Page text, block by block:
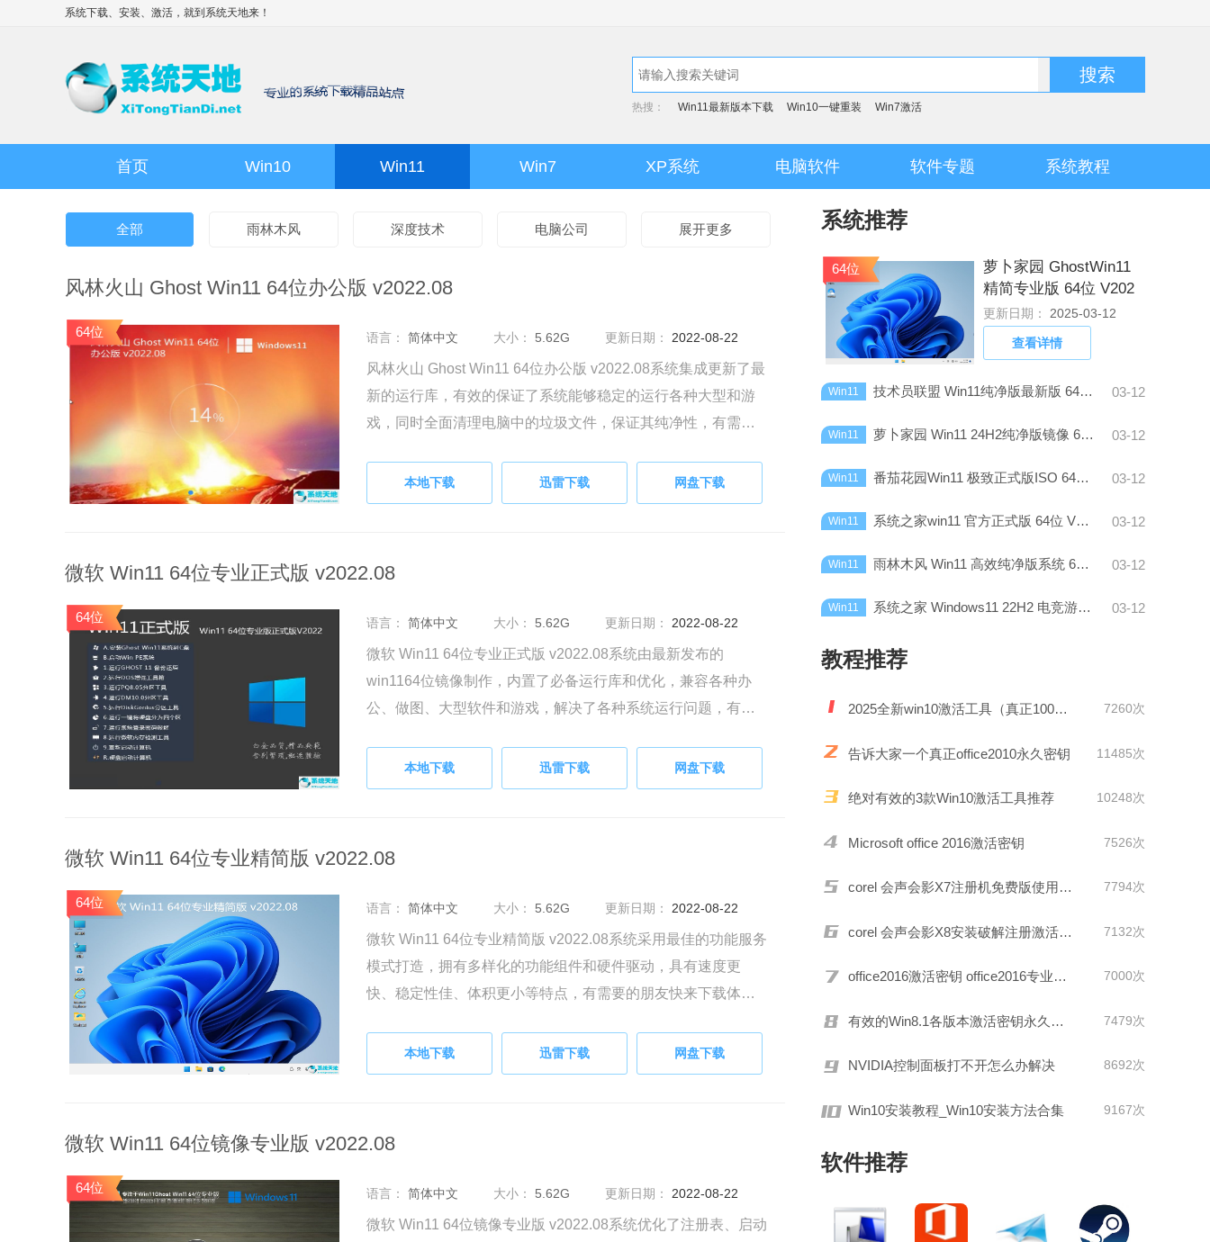
系统下载、安装、激活，就到 系统天地来！
搜索
热搜： Win11最新版本下载 Win10一键重装 Win7激活
首页 Win10 Win11 Win7 XP系统 电脑软件 软件专题 系统教程
全部 雨林木风 深度技术 电脑公司 展开更多
风林火山 Ghost Win11 64位办公版 v2022.08
64位 语言： 简体中文 大小： 5.62G 更新日期： 2022-08-22
风林火山 Ghost Win11 64位办公版 v2022.08系统集成更新了最
新的运行库，有效的保证了系统能够稳定的运行各种大型和游
戏，同时全面清理电脑中的垃圾文件，保证其纯净性，有需要
本地下载 迅雷下载 网盘下载
微软 Win11 64位专业正式版 v2022.08
64位 语言： 简体中文 大小： 5.62G 更新日期： 2022-08-22
微软 Win11 64位专业正式版 v2022.08系统由最新发布的
win1164位镜像制作，内置了必备运行库和优化，兼容各种办
公、做图、大型软件和游戏，解决了各种系统运行问题，有需
本地下载 迅雷下载 网盘下载
微软 Win11 64位专业精简版 v2022.08
64位 语言： 简体中文 大小： 5.62G 更新日期： 2022-08-22
微软 Win11 64位专业精简版 v2022.08系统采用最佳的功能服务
模式打造，拥有多样化的功能组件和硬件驱动，具有速度更
快、稳定性佳、体积更小等特点，有需要的朋友快来下载体验
本地下载 迅雷下载 网盘下载
微软 Win11 64位镜像专业版 v2022.08
64位 语言： 简体中文 大小： 5.62G 更新日期： 2022-08-22
微软 Win11 64位镜像专业版 v2022.08系统优化了注册表、启动
系统推荐
64位
萝卜家园 GhostWin11
精简专业版 64位 V202
5.1
更新日期： 2025-03-12
查看详情
Win11 技术员联盟 Win11纯净版最新版 64位 V2024.1 03-12
Win11 萝卜家园 Win11 24H2纯净版镜像 64位 V2025.1 03-12
Win11 番茄花园Win11 极致正式版ISO 64位 V2025.1 03-12
Win11 系统之家win11 官方正式版 64位 V2025.1 03-12
Win11 雨林木风 Win11 高效纯净版系统 64位V2024.12 03-12
Win11 系统之家 Windows11 22H2 电竞游戏版64位V2024.12 03-12
教程推荐
2025全新win10激活工具（真正100%激活） 7260次
告诉大家一个真正office2010永久密钥 11485次
绝对有效的3款Win10激活工具推荐 10248次
Microsoft office 2016激活密钥 7526次
corel 会声会影X7注册机免费版使用教程 7794次
corel 会声会影X8安装破解注册激活教程 7132次
office2016激活密钥 office2016专业增强版激活码 office2016零售版产品密钥分享 7000次
有效的Win8.1各版本激活密钥永久激活 7479次
NVIDIA控制面板打不开怎么办解决 8692次
Win10安装教程_Win10安装方法合集 9167次
软件推荐